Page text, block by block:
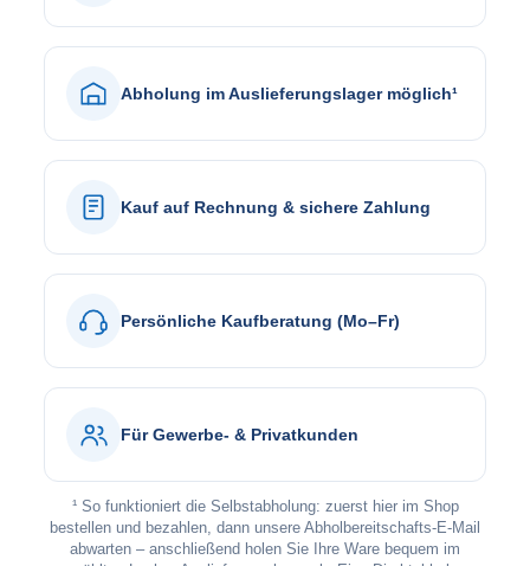
Abholung im Auslieferungslager möglich¹
Kauf auf Rechnung & sichere Zahlung
Persönliche Kaufberatung (Mo–Fr)
Für Gewerbe- & Privatkunden
¹ So funktioniert die Selbstabholung: zuerst hier im Shop
bestellen und bezahlen, dann unsere Abholbereitschafts-E-Mail
abwarten – anschließend holen Sie Ihre Ware bequem im